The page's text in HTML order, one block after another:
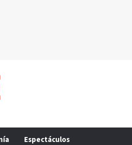
Espectáculos